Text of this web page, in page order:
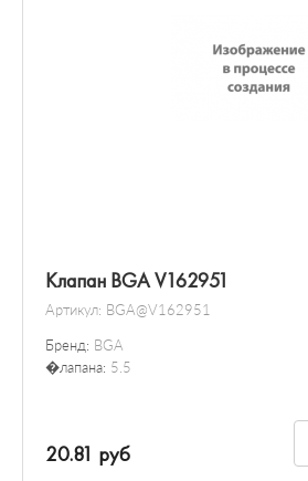
Клапан BGA V162951
Артикул: BGA@V162951
Бренд: BGA
�лапана: 5.5
20.81 руб